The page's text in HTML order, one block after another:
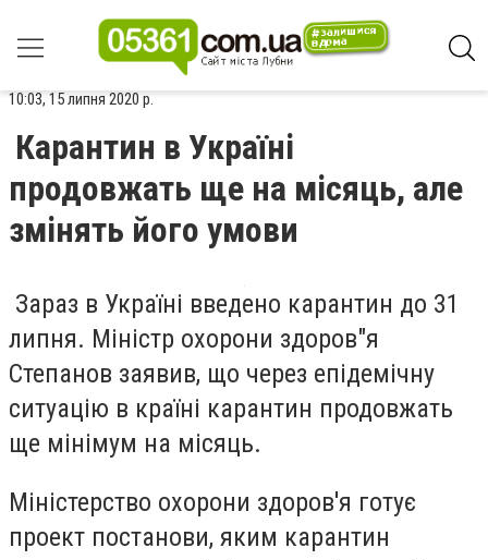
10:03, 15 липня 2020 р.
Карантин в Україні
продовжать ще на місяць, але
змінять його умови
Зараз в Україні введено карантин до 31
липня. Міністр охорони здоров"я
Степанов заявив, що через епідемічну
ситуацію в країні карантин продовжать
ще мінімум на місяць.
Міністерство охорони здоров'я готує
проект постанови, яким карантин